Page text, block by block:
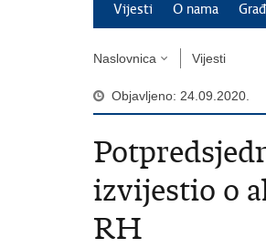
Vijesti O nama
Naslovnica Vijesti
Objavljeno: 24.09.2020.
izvijestio o
RH